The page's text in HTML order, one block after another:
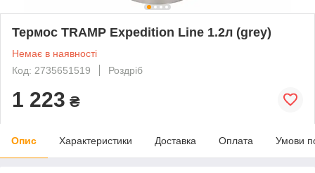
Термос TRAMP Expedition Line 1.2л (grey)
Немає в наявності
Код: 2735651519
Роздріб
1 223 ₴
Опис Характеристики Доставка Оплата Умови